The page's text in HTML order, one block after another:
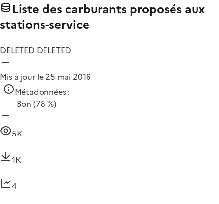
Liste des carburants proposés aux
stations-service
DELETED DELETED
Mis à jour le 25 mai 2016
Métadonnées :
Bon (78 %)
5K
1K
4